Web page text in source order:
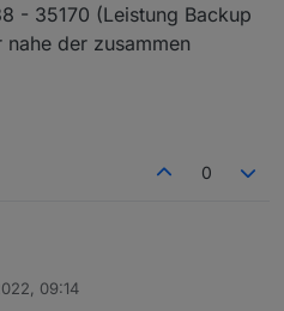
Nummer für die gesamte PV
rechne die Werte aus PV1 und
- 35170 (Leistung Backup
der zusammen
0
habe leider gerade keine
09:14